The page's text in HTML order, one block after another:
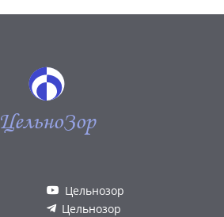
ЦельноЗор
Цельнозор
Цельнозор